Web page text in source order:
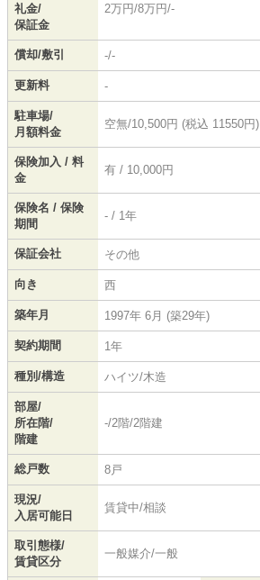
礼金/
保証金
2万円/8万円/-
償却/敷引 -/-
更新料 -
駐車場/
月額料金
空無/10,500円 (税込 11550円)
保険加入 / 料
金
有 / 10,000円
保険名 / 保険
期間
- / 1年
保証会社 その他
向き 西
築年月 1997年 6月 (築29年)
契約期間 1年
種別/構造 ハイツ/木造
部屋/
所在階/
階建
-/2階/2階建
総戸数 8戸
現況/
入居可能日
賃貸中/相談
取引態様/
賃貸区分
一般媒介/一般